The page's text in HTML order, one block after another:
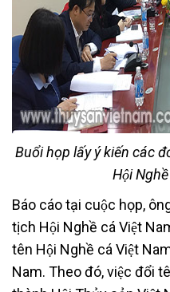
Buổi họp lấy ý kiến các
Hội
Báo cáo tại cuộc họp,
tịch Hội Nghề cá Việt
tên Hội Nghề cá Việt
Nam. Theo đó, việc đổi